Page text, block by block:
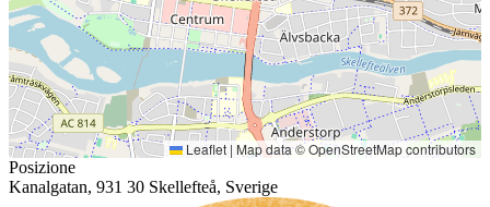
Leaflet | Map data ©OpenStreetMapcontributors
Posizione
Kanalgatan, 931 30 Skellefteå, Sverige